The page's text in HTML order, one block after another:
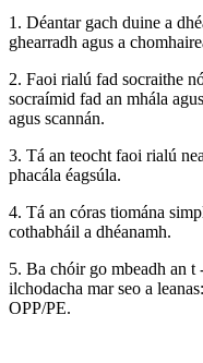
1. Déantar gach duine a
ghearradh agus a
2. Faoi rialú fad socraithe
socraímid fad an mhála
agus scannán.
3. Tá an teocht faoi rialú
phacála éagsúla.
4. Tá an córas tiomána
cothabháil a dhéanamh.
5. Ba chóir go mbeadh an t
ilchodacha mar seo a
OPP/PE.